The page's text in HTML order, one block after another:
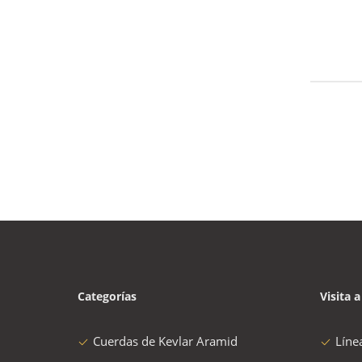
Categorías
Cuerdas de Kevlar Aramid
Visita